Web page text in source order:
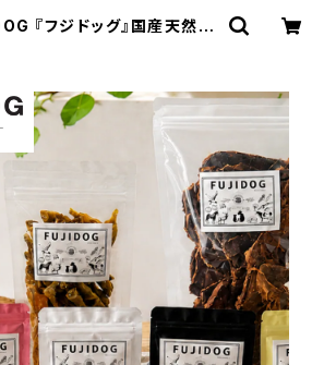
『フジドッグ』国産天然鹿